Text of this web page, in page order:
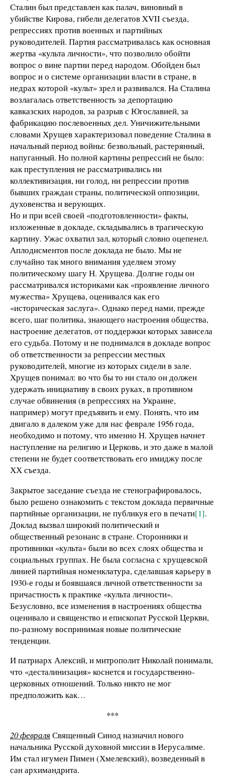
Сталин был представлен как палач, виновный в
убийстве Кирова, гибели делегатов XVII съезда,
репрессиях против военных и партийных
руководителей. Партия рассматривалась как основная
жертва «культа личности», что позволило обойти
вопрос о вине партии перед народом. Обойден был
вопрос и о системе организации власти в стране, в
недрах которой «культ» зрел и развивался. На Сталина
возлагалась ответственность за депортацию
кавказских народов, за разрыв с Югославией, за
фабрикацию послевоенных дел. Уничижительными
словами Хрущев характеризовал поведение Сталина в
начальный период войны: безвольный, растерянный,
напуганный. Но полной картины репрессий не было:
как преступления не рассматривались ни
коллективизация, ни голод, ни репрессии против
бывших граждан страны, политической оппозиции,
духовенства и верующих.
Но и при всей своей «подготовленности» факты,
изложенные в докладе, складывались в трагическую
картину. Ужас охватил зал, который словно оцепенел.
Аплодисментов после доклада не было. Мы не
случайно так много внимания уделяем этому
политическому шагу Н. Хрущева. Долгие годы он
рассматривался историками как «проявление личного
мужества» Хрущева, оценивался как его
«историческая заслуга». Однако перед нами, прежде
всего, шаг политика, знающего настроения общества,
настроение делегатов, от поддержки которых зависела
его судьба. Потому и не поднимался в докладе вопрос
об ответственности за репрессии местных
руководителей, многие из которых сидели в зале.
Хрущев понимал: во что бы то ни стало он должен
удержать инициативу в своих руках, в противном
случае обвинения (в репрессиях на Украине,
например) могут предъявить и ему. Понять, что им
двигало в далеком уже для нас феврале 1956 года,
необходимо и потому, что именно Н. Хрущев начнет
наступление на религию и Церковь, и это даже в малой
степени не будет соответствовать его имиджу после
ХХ съезда.
Закрытое заседание съезда не стенографировалось,
было решено ознакомить с текстом доклада первичные
партийные организации, не публикуя его в печати[1].
Доклад вызвал широкий политический и
общественный резонанс в стране. Сторонники и
противники «культа» были во всех слоях общества и
социальных группах. Не была согласна с хрущевской
линией партийная номенклатура, сделавшая карьеру в
1930-е годы и боявшаяся личной ответственности за
причастность к практике «культа личности».
Безусловно, все изменения в настроениях общества
оценивало и священство и епископат Русской Церкви,
по-разному воспринимая новые политические
тенденции.
И патриарх Алексий, и митрополит Николай понимали,
что «десталинизация» коснется и государственно-
церковных отношений. Только никто не мог
предположить как…
***
20 февраля Священный Синод назначил нового
начальника Русской духовной миссии в Иерусалиме.
Им стал игумен Пимен (Хмелевский), возведенный в
сан архимандрита.